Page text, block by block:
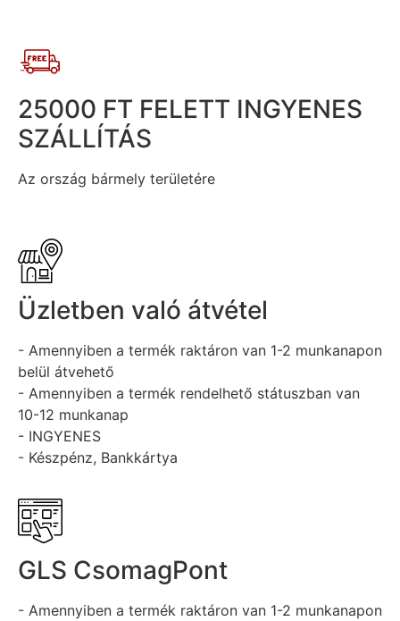
25000 FT FELETT INGYENES
SZÁLLÍTÁS
Az ország bármely területére
Üzletben való átvétel
- Amennyiben a termék raktáron van 1-2 munkanapon
belül átvehető
- Amennyiben a termék rendelhető státuszban van
10-12 munkanap
- INGYENES
- Készpénz, Bankkártya
GLS CsomagPont
- Amennyiben a termék raktáron van 1-2 munkanapon